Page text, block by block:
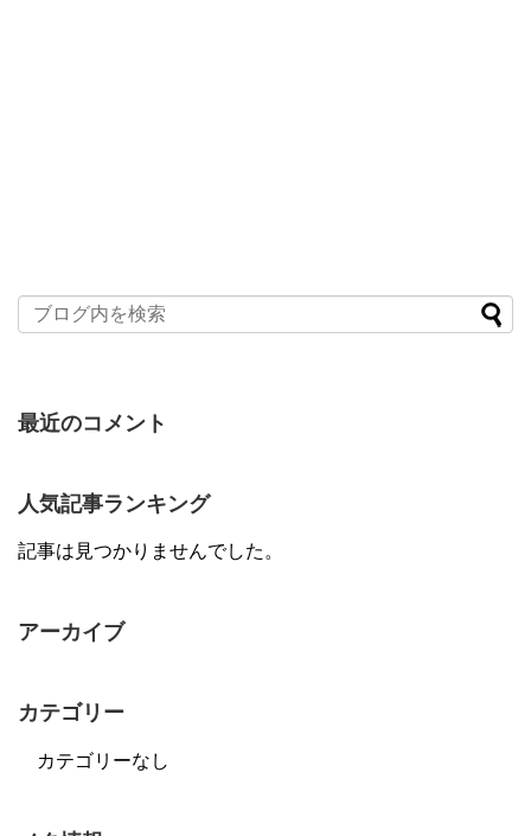
最近のコメント
人気記事ランキング
記事は見つかりませんでした。
アーカイブ
カテゴリー
カテゴリーなし